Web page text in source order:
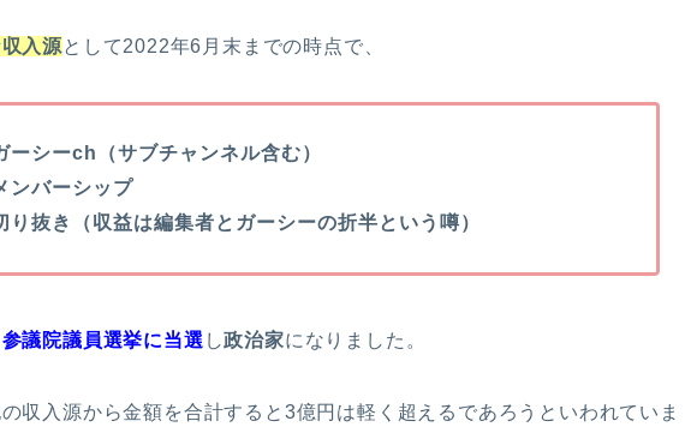
入源として2022年6月末までの時点で、
ーシーch（サブチャンネル含む）
ンバーシップ
り抜き（収益は編集者とガーシーの折半という噂）
参議院議員選挙に当選 し政治家になりました。
収入源から金額を合計すると3億円は軽く超えるであろうといわれていま